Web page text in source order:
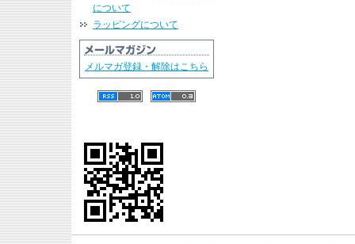
について
ラッピングについて
メルマガ登録・解除はこちら